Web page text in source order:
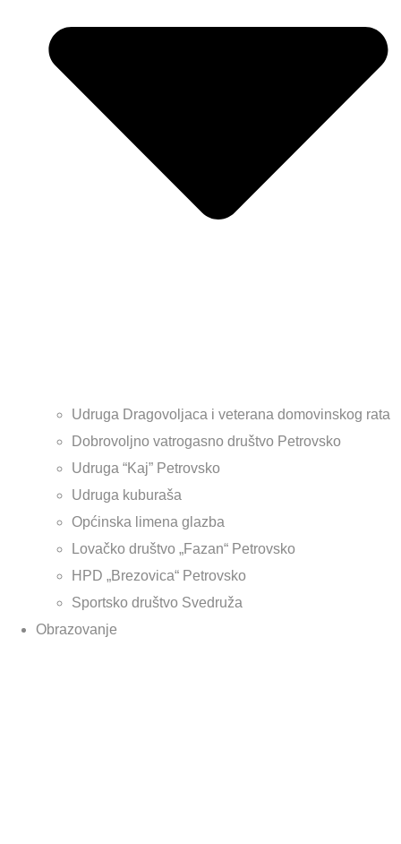
Udruga Dragovoljaca i veterana domovinskog rata
Dobrovoljno vatrogasno društvo Petrovsko
Udruga “Kaj” Petrovsko
Udruga kuburaša
Općinska limena glazba
Lovačko društvo „Fazan“ Petrovsko
HPD „Brezovica“ Petrovsko
Sportsko društvo Svedruža
Obrazovanje